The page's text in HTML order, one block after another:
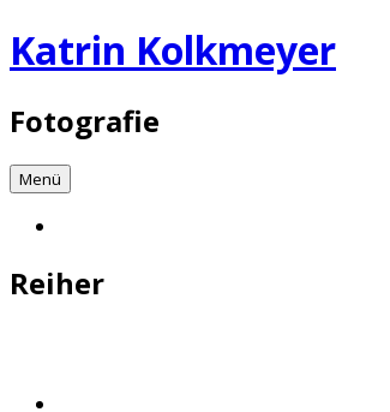
Katrin Kolkmeyer
Fotografie
Menü
Reiher